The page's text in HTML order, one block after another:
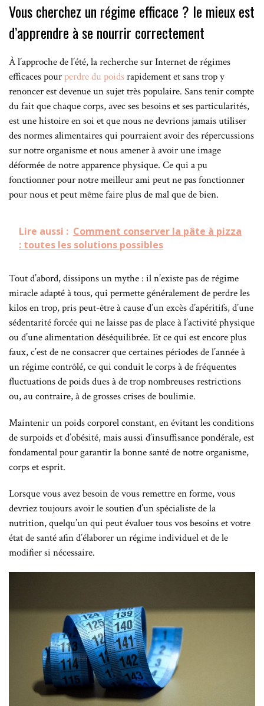
Vous cherchez un régime efficace ? le mieux est
d’apprendre à se nourrir correctement
À l’approche de l’été, la recherche sur Internet de régimes
efficaces pourperdre du poidsrapidement et sans trop y
renoncer est devenue un sujet très populaire. Sans tenir compte
du fait que chaque corps, avec ses besoins et ses particularités,
est une histoire en soi et que nous ne devrions jamais utiliser
des normes alimentaires qui pourraient avoir des répercussions
sur notre organisme et nous amener à avoir une image
déformée de notre apparence physique. Ce qui a pu
fonctionner pour notre meilleur ami peut ne pas fonctionner
pour nous et peut même faire plus de mal que de bien.
Lire aussi : Comment conserver la pâte à pizza
: toutes les solutions possibles
Tout d’abord, dissipons un mythe : il n’existe pas de régime
miracle adapté à tous, qui permette généralement de perdre les
kilos en trop, pris peut-être à cause d’un excès d’apéritifs, d’une
sédentarité forcée qui ne laisse pas de place à l’activité physique
ou d’une alimentation déséquilibrée. Et ce qui est encore plus
faux, c’est de ne consacrer que certaines périodes de l’année à
un régime contrôlé, ce qui conduit le corps à de fréquentes
fluctuations de poids dues à de trop nombreuses restrictions
ou, au contraire, à de grosses crises de boulimie.
Maintenir un poids corporel constant, en évitant les conditions
de surpoids et d’obésité, mais aussi d’insuffisance pondérale, est
fondamental pour garantir la bonne santé de notre organisme,
corps et esprit.
Lorsque vous avez besoin de vous remettre en forme, vous
devriez toujours avoir le soutien d’un spécialiste de la
nutrition, quelqu’un qui peut évaluer tous vos besoins et votre
état de santé afin d’élaborer un régime individuel et de le
modifier si nécessaire.